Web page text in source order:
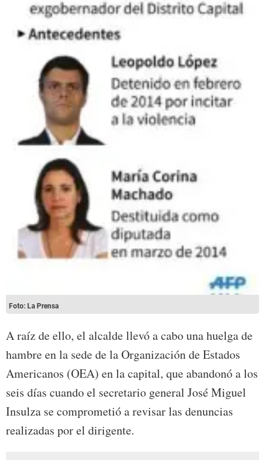
Foto: La Prensa
A raíz de ello, el alcalde llevó a cabo una huelga de
hambre en la sede de la Organización de Estados
Americanos (OEA) en la capital, que abandonó a los
seis días cuando el secretario general José Miguel
Insulza se comprometió a revisar las denuncias
realizadas por el dirigente.